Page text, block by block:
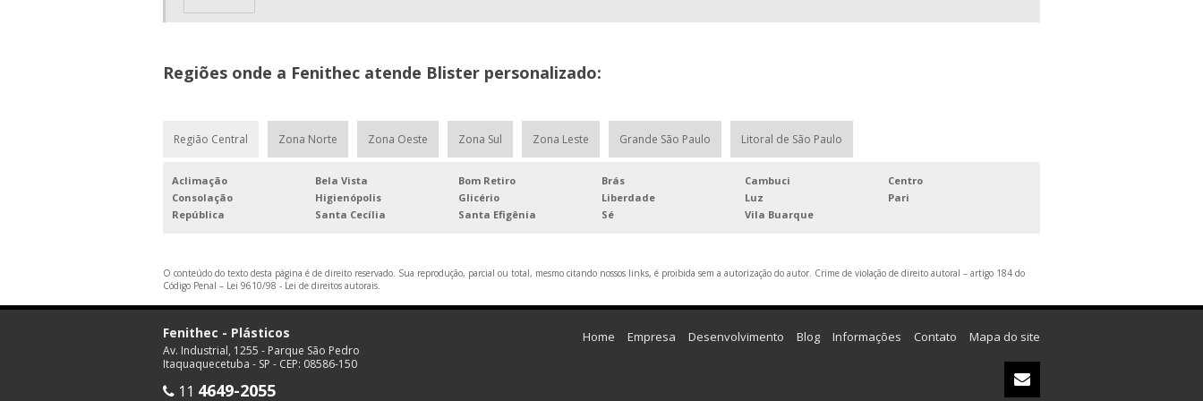
Regiões onde a Fenithec atende Blister personalizado:
Região Central Zona Norte Zona Oeste Zona Sul Zona Leste Grande São Paulo Litoral de São Paulo
Aclimação Bela Vista Bom Retiro Brás Cambuci
Centro
Consolação
Higienópolis Glicério Liberdade Luz
Pari
República
Santa Cecília Santa Efigênia Sé Vila Buarque
O conteúdo do texto desta página é de direito reservado. Sua reprodução, parcial ou total, mesmo citando nossos links, é proibida sem a autorização do autor. Crime de violação de direito autoral – artigo 184 do
Código Penal – Lei 9610/98 - Lei de direitos autorais.
Fenithec - Plásticos
Av. Industrial, 1255 - Parque São Pedro
Itaquaquecetuba - SP - CEP: 08586-150
11 4649-2055
Home Empresa Desenvolvimento Blog Informações Contato Mapa do site